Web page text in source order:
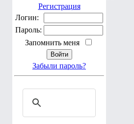
Регистрация
Логин:
Пароль:
Запомнить меня
Забыли пароль?